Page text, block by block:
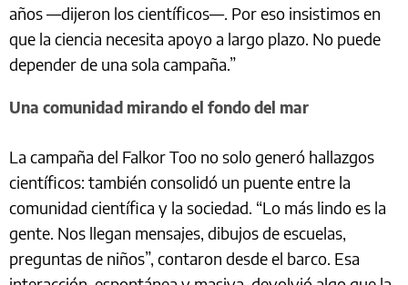
años —dijeron los científicos—. Por eso insistimos en
que la ciencia necesita apoyo a largo plazo. No puede
depender de una sola campaña.”
Una comunidad mirando el fondo del mar
La campaña del Falkor Too no solo generó hallazgos
científicos: también consolidó un puente entre la
comunidad científica y la sociedad. “Lo más lindo es la
gente. Nos llegan mensajes, dibujos de escuelas,
preguntas de niños”, contaron desde el barco. Esa